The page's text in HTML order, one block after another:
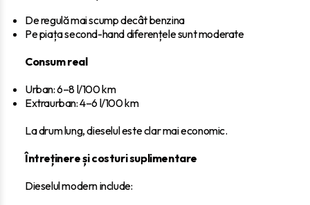
De regulă mai scump decât benzina
Pe piața second-hand diferențele sunt moderate
Consum real
Urban: 6–8 l/100 km
Extraurban: 4–6 l/100 km
La drum lung, dieselul este clar mai economic.
Întreținere și costuri suplimentare
Dieselul modern include: